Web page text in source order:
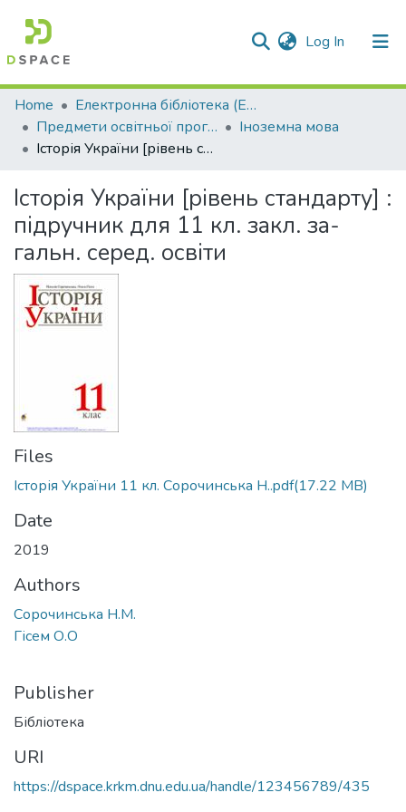
Log In (current)
Communities & Collections
All of DSpace
Home
Електронна бібліотека (E-Book)
Предмети освітньої програми профільної середньої освіти
Іноземна мова
Історія України [рівень стандарту] : підручник для 11 кл. закл. за- гальн. серед. освіти
Історія України [рівень стандарту] :
підручник для 11 кл. закл. за-
гальн. серед. освіти
Files
Історія України 11 кл. Сорочинська Н..pdf(17.22 MB)
Date
2019
Authors
Сорочинська Н.М.
Гісем О.О
Publisher
Бібліотека
URI
https://dspace.krkm.dnu.edu.ua/handle/123456789/435